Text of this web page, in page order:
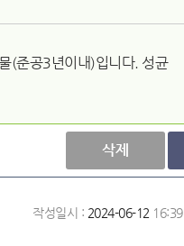
(준공3년이내)입니다. 성균
삭제
작성일시 : 2024-06-12 16:39